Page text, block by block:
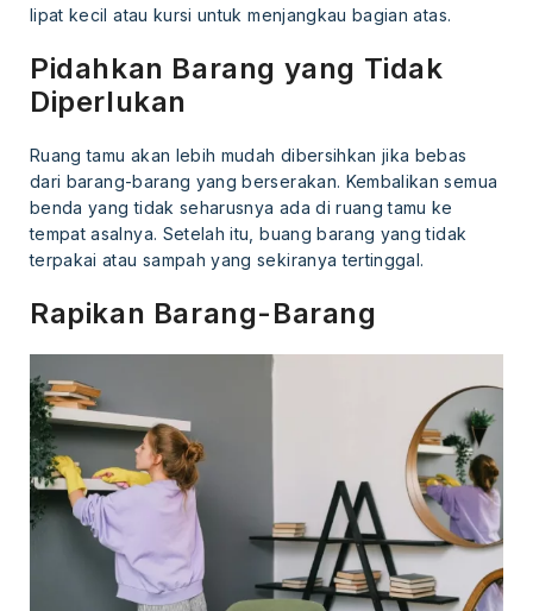
lipat kecil atau kursi untuk menjangkau bagian atas.
Pidahkan Barang yang Tidak
Diperlukan
Ruang tamu akan lebih mudah dibersihkan jika bebas
dari barang-barang yang berserakan. Kembalikan semua
benda yang tidak seharusnya ada di ruang tamu ke
tempat asalnya. Setelah itu, buang barang yang tidak
terpakai atau sampah yang sekiranya tertinggal.
Rapikan Barang-Barang